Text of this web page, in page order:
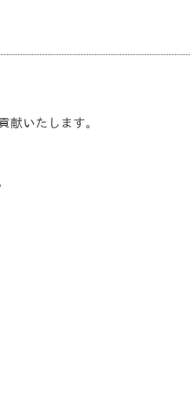
献いたします。